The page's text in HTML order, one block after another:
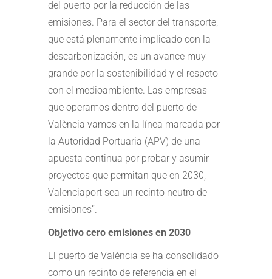
del puerto por la reducción de las
emisiones. Para el sector del transporte,
que está plenamente implicado con la
descarbonización, es un avance muy
grande por la sostenibilidad y el respeto
con el medioambiente. Las empresas
que operamos dentro del puerto de
València vamos en la línea marcada por
la Autoridad Portuaria (APV) de una
apuesta continua por probar y asumir
proyectos que permitan que en 2030,
Valenciaport sea un recinto neutro de
emisiones”.
Objetivo cero emisiones en 2030
El puerto de València se ha consolidado
como un recinto de referencia en el